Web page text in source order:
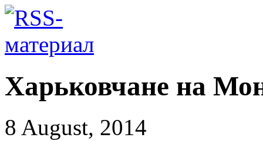
Харьковчане на
8 August, 2014